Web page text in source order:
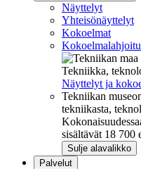
Näyttelyt
Yhteisönäyttelyt
Kokoelmat
Tekniikka,
Näyttelyt ja
Tekniikan
tekniikasta,
sisältävät 18 700
Sulje alavalikko
Palvelut